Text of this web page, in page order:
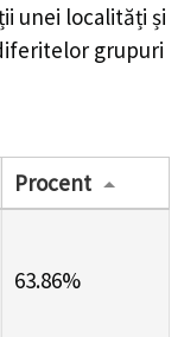
unei localități și
grupuri
Procent
63.86%